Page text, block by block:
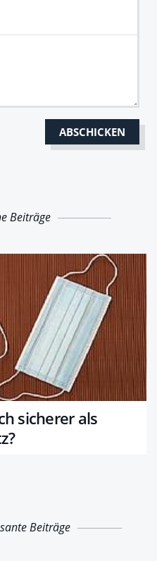
Beiträge
sicherer als
Beiträge